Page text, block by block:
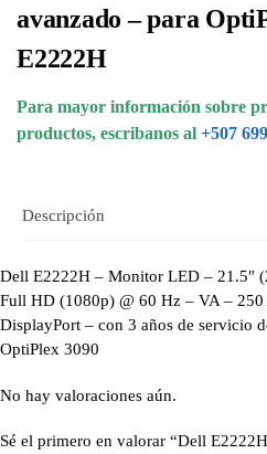
avanzado – para
E2222H
Para mayor información sobre
productos, escribanos al +507
Descripción
Dell E2222H – Monitor LED – 21.5″
Full HD (1080p) @ 60 Hz – VA –
DisplayPort – con 3 años de servicio
OptiPlex 3090
No hay valoraciones aún.
Sé el primero en valorar “Dell